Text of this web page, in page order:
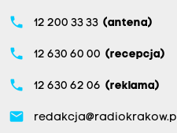
phone 12 200 33 33 (antena)
phone 12 630 60 00 (recepcja)
phone 12 630 62 06 (reklama)
email redakcja@radiokrakow.pl